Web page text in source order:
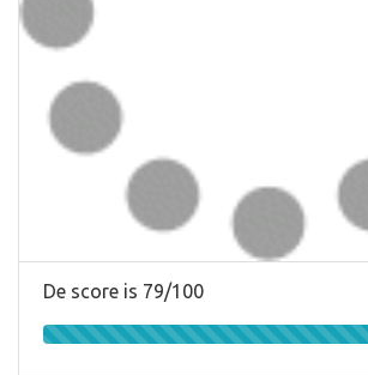
De score is 79/100